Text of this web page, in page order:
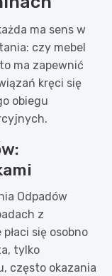
ma sens w
czy mebel
ma zapewnić
kręci się
obiegu
Odpadów
z
się osobno
tylko
często okazania